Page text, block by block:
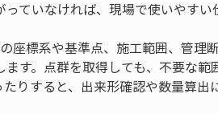
ていなければ、現場で使いやす
座標系や基準点、施工範囲、管理
す。点群を取得しても、不要な範
りすると、出来形確認や数量算出